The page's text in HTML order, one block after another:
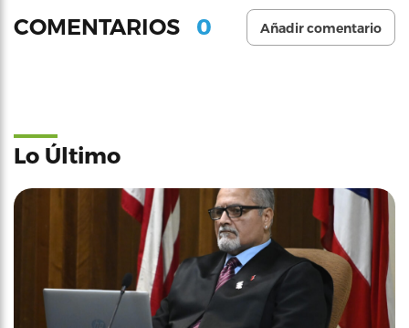
COMENTARIOS 0 Añadir comentario
Lo Último